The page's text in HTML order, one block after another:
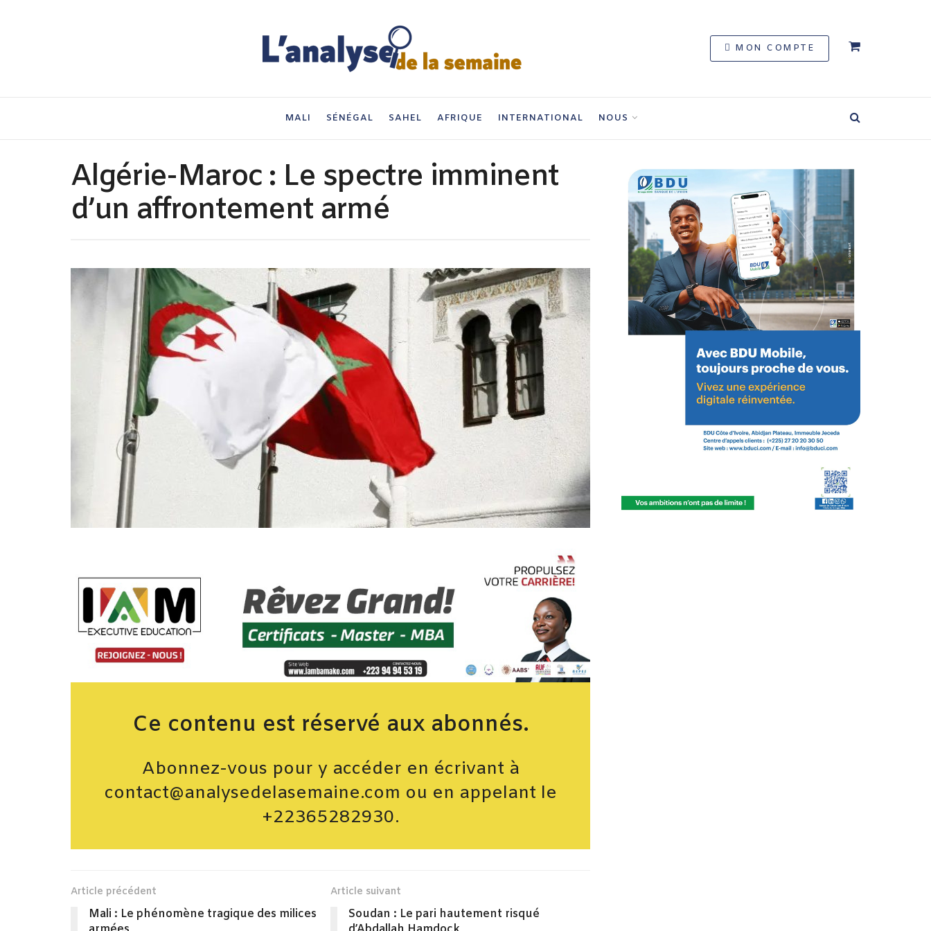
MON COMPTE
MALI SÉNÉGAL SAHEL AFRIQUE INTERNATIONAL NOUS
Algérie-Maroc : Le spectre imminent
d’un affrontement armé
Ce contenu est réservé aux abonnés.
Abonnez-vous pour y accéder en écrivant à
contact@analysedelasemaine.com ou en appelant le
+22365282930.
Article précédent
Mali : Le phénomène tragique des milices
Article suivant
Soudan : Le pari hautement risqué